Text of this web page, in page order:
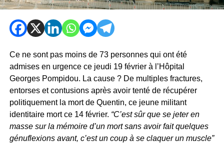
Ce ne sont pas moins de 73 personnes qui ont été
admises en urgence ce jeudi 19 février à l’Hôpital
Georges Pompidou. La cause ? De multiples fractures,
entorses et contusions après avoir tenté de récupérer
politiquement la mort de Quentin, ce jeune militant
identitaire mort ce 14 février. “C’est sûr que se jeter en
masse sur la mémoire d’un mort sans avoir fait quelques
génuflexions avant, c’est un coup à se claquer un muscle”